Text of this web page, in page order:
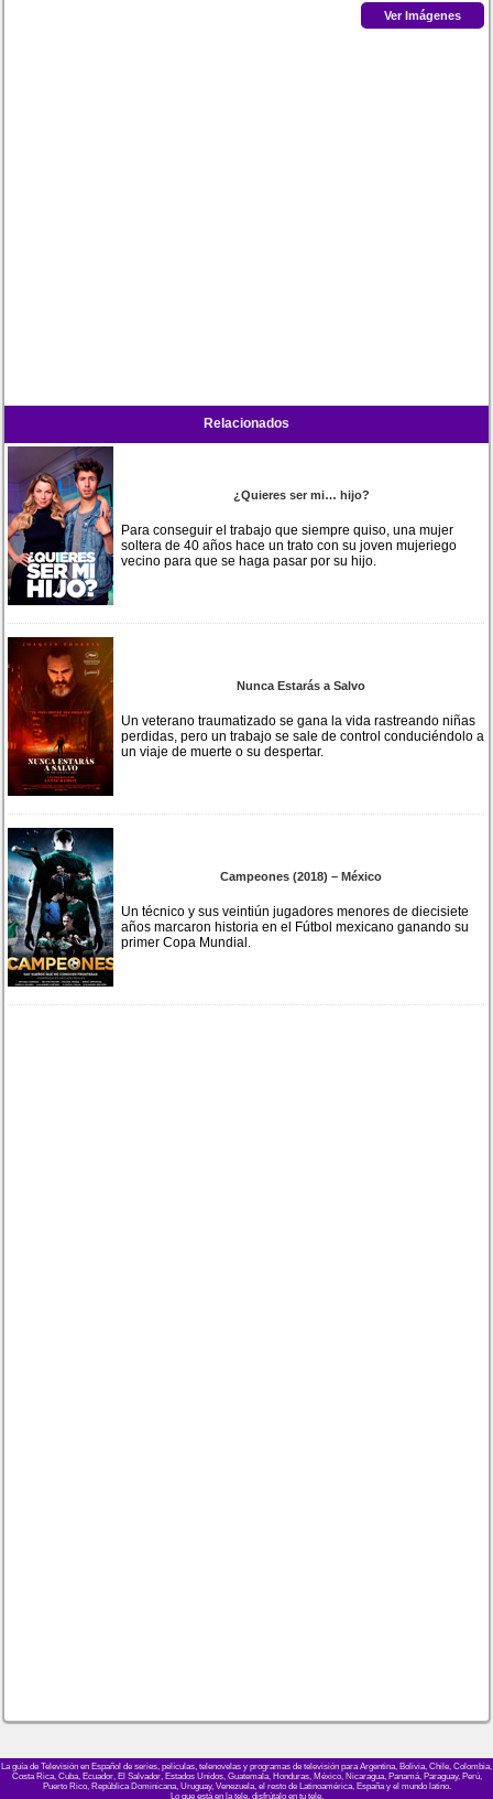
Ver Imágenes
Relacionados
¿Quieres ser mi… hijo?
Para conseguir el trabajo que siempre quiso, una mujer
soltera de 40 años hace un trato con su joven mujeriego
vecino para que se haga pasar por su hijo.
Nunca Estarás a Salvo
Un veterano traumatizado se gana la vida rastreando niñas
perdidas, pero un trabajo se sale de control conduciéndolo a
un viaje de muerte o su despertar.
Campeones (2018) – México
Un técnico y sus veintiún jugadores menores de diecisiete
años marcaron historia en el Fútbol mexicano ganando su
primer Copa Mundial.
La guía de Televisión en Español de series, películas, telenovelas y programas de televisión para Argentina, Bolivia, Chile, Colombia,
Costa Rica, Cuba, Ecuador, El Salvador, Estados Unidos, Guatemala, Honduras, México, Nicaragua, Panamá, Paraguay, Perú,
Puerto Rico, República Dominicana, Uruguay, Venezuela, el resto de Latinoamérica, España y el mundo latino.
Lo que está en la tele, disfrútalo en tu tele.